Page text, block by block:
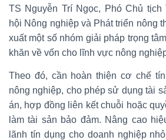
TS Nguyễn Trí Ngọc, Phó Chủ
hội Nông nghiệp và Phát triển nông
xuất một số nhóm giải pháp trọng
khăn về vốn cho lĩnh vực nông
Theo đó, cần hoàn thiện cơ chế
nông nghiệp, cho phép sử dụng tài
án, hợp đồng liên kết chuỗi hoặc
làm tài sản bảo đảm. Nâng cao
lãnh tín dụng cho doanh nghiệp